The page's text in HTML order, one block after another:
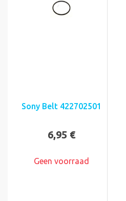
Sony Belt 422702501
6,95 €
Geen voorraad